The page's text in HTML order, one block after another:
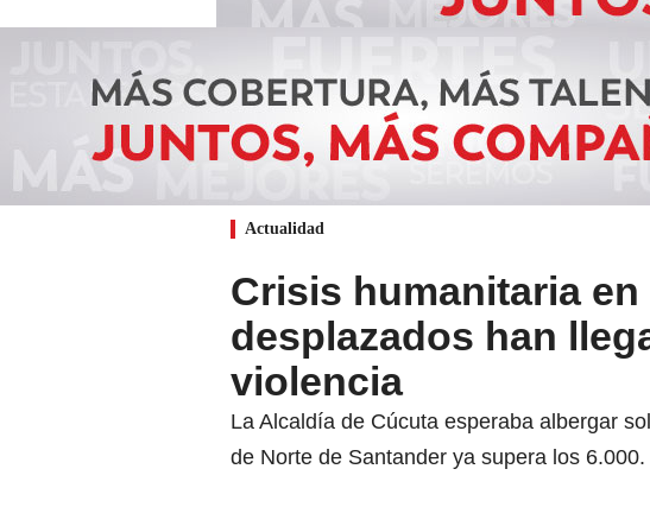
Actualidad
Crisis humanitaria
desplazados han
violencia
La Alcaldía de Cúcuta esperaba albergar
de Norte de Santander ya supera los 6.000.